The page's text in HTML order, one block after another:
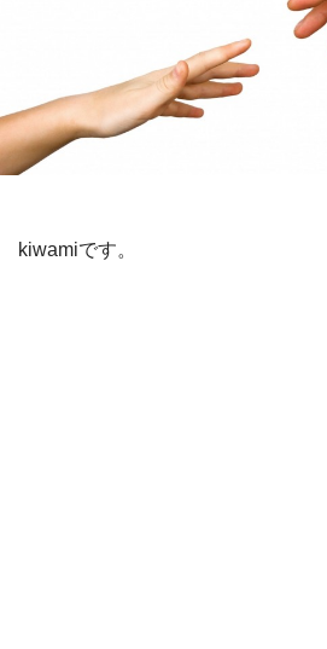
kiwamiです。